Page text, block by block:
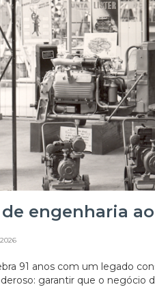
engenharia
91 anos com um legado
garantir que o negócio